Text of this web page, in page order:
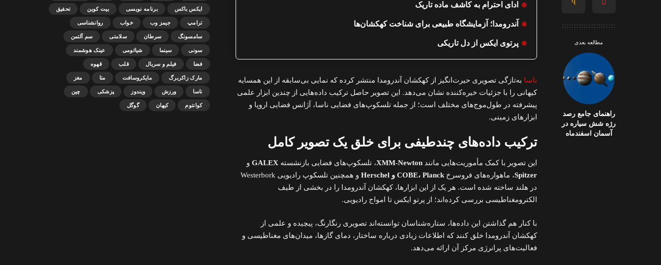
مطالعه بعدی
راهنمای جامع رصد
رژه شش سیاره در
آسمان اسفندماه
ادای احترام به کاشف ماده تاریک
آندرومدا؛ آزمایشگاه طبیعی برای شناخت کهکشان‌ها
پرتوی ایکس از دل تاریکی
ناسا به‌تازگی تصویری حیرت‌انگیز از کهکشان آندرومدا منتشر کرده که نمایی بی‌سابقه از این همسایه
کیهانی را با جزئیات خیره‌کننده نشان می‌دهد. این تصویر حاصل ترکیب داده‌هایی از چندین ابزار علمی
پیشرفته در طول‌موج‌های مختلف است؛ از جمله تلسکوپ‌های فضایی ناسا، آژانس فضایی اروپا و
ابزارهای زمینی.
ترکیب داده‌های چندطیفی برای خلق یک تصویر کامل
این تصویر با کمک مأموریت‌هایی مانند XMM-Newton، تلسکوپ‌های فضایی بازنشسته GALEX و
Spitzer، ماهواره‌های فروسرخ COBE، Planck و Herschel
و همچنین تلسکوپ رادیویی Westerbork
در هلند ساخته شده است. هر یک از این ابزارها، کهکشان آندرومدا را در بخشی از طیف
الکترومغناطیسی بررسی کرده‌اند؛ از پرتو ایکس تا امواج رادیویی.
با کنار هم گذاشتن این داده‌ها، ستاره‌شناسان توانسته‌اند تصویری رنگارنگ، پیچیده و علمی از
کهکشان آندرومدا خلق کنند که اطلاعات زیادی درباره ساختار، دمای گازها، میدان‌های مغناطیسی و
فعالیت‌های پرانرژی مرکز آن ارائه می‌دهد.
ایکس باکس برنامه نویسی بیت کوین تحقیق
ترامپ جیمز وب خواب روانشناسی
سامسونگ سرطان سلامتی سم آلتمن
سونی سینما شیائومی عینک هوشمند
فضا فیلم و سریال قلب قهوه
مارک زاکربرگ مایکروسافت متا مغز
ناسا ورزش ویندوز پزشکی چین
کوانتوم کیهان گوگل